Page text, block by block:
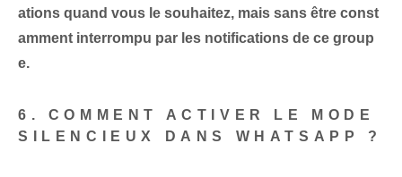
ations quand ⁣vous le souhaitez, mais sans être const
amment interrompu par les notifications de ce group
e.
6. COMMENT ACTIVER LE MODE
SILENCIEUX DANS WHATSAPP ?